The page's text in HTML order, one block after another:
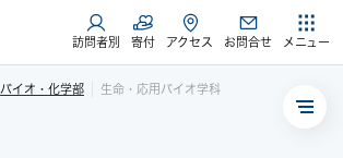
訪問者別 寄付 アクセス お問合せ メニュー
バイオ・化学部 生命・応用バイオ学科
メ